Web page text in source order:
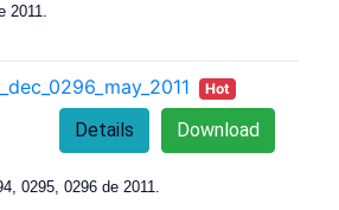
2011.
Hot
Download
Details
0295, 0296 de 2011.